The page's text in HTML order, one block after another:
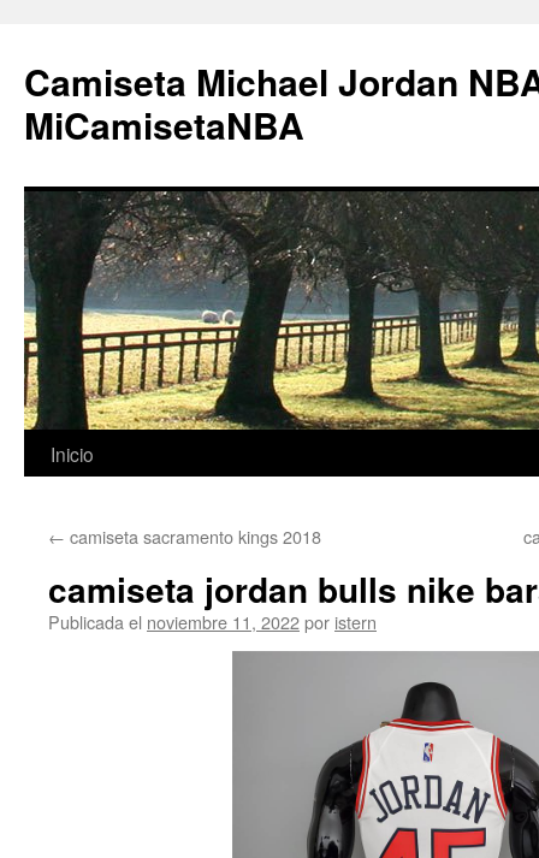
Camiseta Michael Jordan
MiCamisetaNBA
Saltar
contenido
Inicio
← camiseta sacramento kings 2018
camiseta jordan bulls nike
Publicada el noviembre 11, 2022por istern